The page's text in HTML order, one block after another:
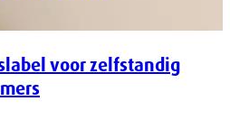
voor zelfstandig